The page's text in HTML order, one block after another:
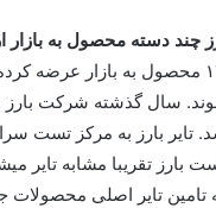
چند دسته محصول به بازار
بارز در حدود ۱۷۸ محصول به
سال گذشته شرکت بارز
تایر بارز به مرکز تست
بارز تقریبا مشابه تایر
تامین تایر اصلی